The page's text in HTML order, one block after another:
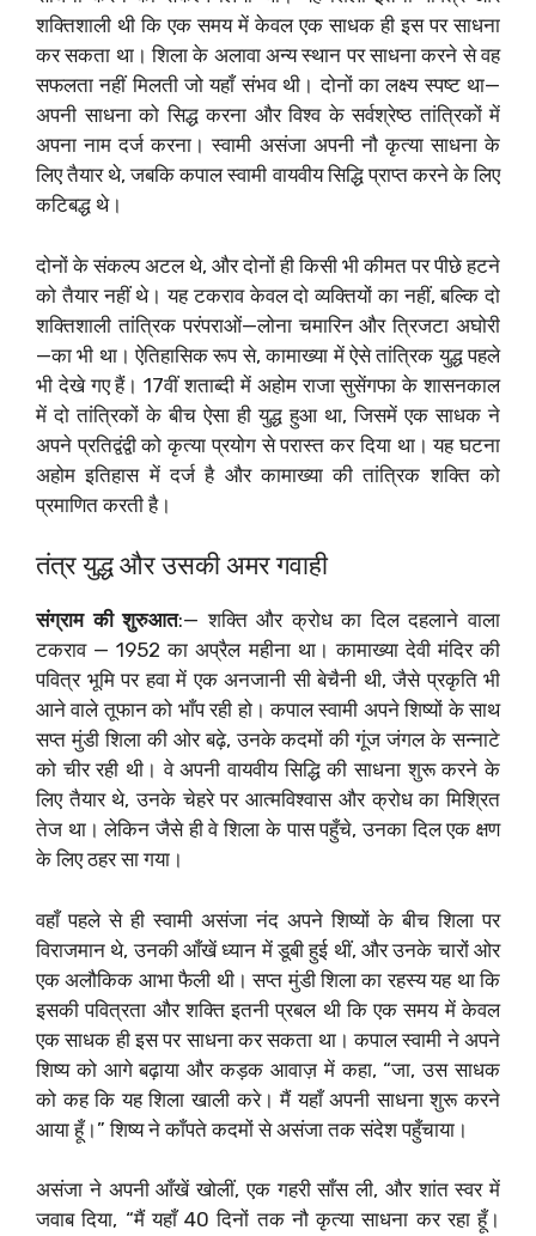
शक्तिशाली थी कि एक समय में केवल एक साधक ही इस पर साधना
कर सकता था। शिला के अलावा अन्य स्थान पर साधना करने से वह
सफलता नहीं मिलती जो यहाँ संभव थी। दोनों का लक्ष्य स्पष्ट था—
अपनी साधना को सिद्ध करना और विश्व के सर्वश्रेष्ठ तांत्रिकों में
अपना नाम दर्ज करना। स्वामी असंजा अपनी नौ कृत्या साधना के
लिए तैयार थे, जबकि कपाल स्वामी वायवीय सिद्धि प्राप्त करने के लिए
कटिबद्ध थे।
दोनों के संकल्प अटल थे, और दोनों ही किसी भी कीमत पर पीछे हटने
को तैयार नहीं थे। यह टकराव केवल दो व्यक्तियों का नहीं, बल्कि दो
शक्तिशाली तांत्रिक परंपराओं—लोना चमारिन और त्रिजटा अघोरी
—का भी था। ऐतिहासिक रूप से, कामाख्या में ऐसे तांत्रिक युद्ध पहले
भी देखे गए हैं। 17वीं शताब्दी में अहोम राजा सुसेंगफा के शासनकाल
में दो तांत्रिकों के बीच ऐसा ही युद्ध हुआ था, जिसमें एक साधक ने
अपने प्रतिद्वंद्वी को कृत्या प्रयोग से परास्त कर दिया था। यह घटना
अहोम इतिहास में दर्ज है और कामाख्या की तांत्रिक शक्ति को
प्रमाणित करती है।
तंत्र युद्ध और उसकी अमर गवाही
संग्राम की शुरुआत:— शक्ति और क्रोध का दिल दहलाने वाला
टकराव — 1952 का अप्रैल महीना था। कामाख्या देवी मंदिर की
पवित्र भूमि पर हवा में एक अनजानी सी बेचैनी थी, जैसे प्रकृति भी
आने वाले तूफान को भाँप रही हो। कपाल स्वामी अपने शिष्यों के साथ
सप्त मुंडी शिला की ओर बढ़े, उनके कदमों की गूंज जंगल के सन्नाटे
को चीर रही थी। वे अपनी वायवीय सिद्धि की साधना शुरू करने के
लिए तैयार थे, उनके चेहरे पर आत्मविश्वास और क्रोध का मिश्रित
तेज था। लेकिन जैसे ही वे शिला के पास पहुँचे, उनका दिल एक क्षण
के लिए ठहर सा गया।
वहाँ पहले से ही स्वामी असंजा नंद अपने शिष्यों के बीच शिला पर
विराजमान थे, उनकी आँखें ध्यान में डूबी हुई थीं, और उनके चारों ओर
एक अलौकिक आभा फैली थी। सप्त मुंडी शिला का रहस्य यह था कि
इसकी पवित्रता और शक्ति इतनी प्रबल थी कि एक समय में केवल
एक साधक ही इस पर साधना कर सकता था। कपाल स्वामी ने अपने
शिष्य को आगे बढ़ाया और कड़क आवाज़ में कहा, “जा, उस साधक
को कह कि यह शिला खाली करे। मैं यहाँ अपनी साधना शुरू करने
आया हूँ।” शिष्य ने काँपते कदमों से असंजा तक संदेश पहुँचाया।
असंजा ने अपनी आँखें खोलीं, एक गहरी साँस ली, और शांत स्वर में
जवाब दिया, “मैं यहाँ 40 दिनों तक नौ कृत्या साधना कर रहा हूँ।